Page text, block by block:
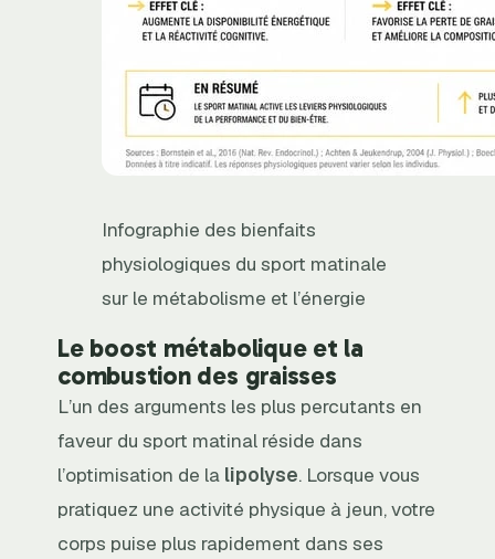
Infographie des bienfaits
physiologiques du sport matinale
sur le métabolisme et l’énergie
Le boost métabolique et la
combustion des graisses
L’un des arguments les plus percutants en
faveur du sport matinal réside dans
l’optimisation de la lipolyse. Lorsque vous
pratiquez une activité physique à jeun, votre
corps puise plus rapidement dans ses